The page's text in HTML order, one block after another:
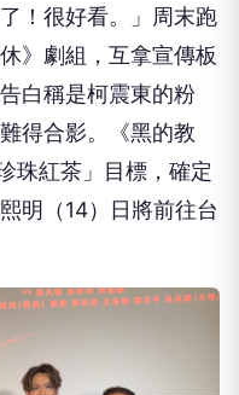
！很好看。」周末跑
》劇組，互拿宣傳板
白稱是柯震東的粉
得合影。《黑的教
珠紅茶」目標，確定
明（14）日將前往台